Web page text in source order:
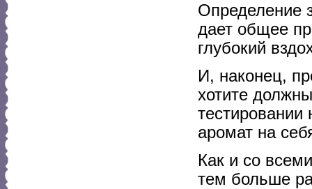
Определение
дает общее
глубокий
И, наконец,
хотите
тестировании
аромат на
Как и со
тем больше